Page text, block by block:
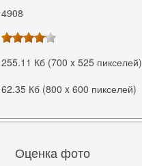
4908
255.11 Кб (700 x 525 пикселей)
62.35 Кб (800 x 600 пикселей)
Оценка фото